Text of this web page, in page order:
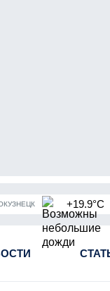
+19.9°C
Угольная